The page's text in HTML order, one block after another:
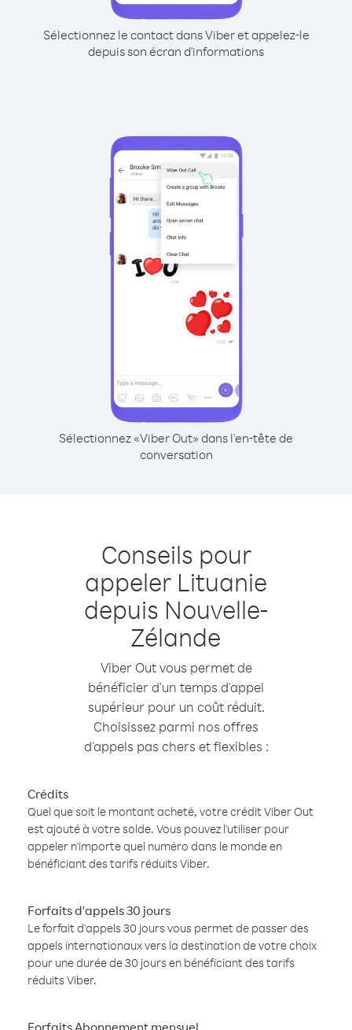
Sélectionnez le contact dans Viber et appelez-le
depuis son écran d'informations
Sélectionnez «Viber Out» dans l'en-tête de
conversation
Conseils pour
appeler Lituanie
depuis Nouvelle-
Zélande
Viber Out vous permet de
bénéficier d'un temps d'appel
supérieur pour un coût réduit.
Choisissez parmi nos offres
d'appels pas chers et flexibles :
Crédits
Quel que soit le montant acheté, votre crédit Viber Out
est ajouté à votre solde. Vous pouvez l'utiliser pour
appeler n'importe quel numéro dans le monde en
bénéficiant des tarifs réduits Viber.
Forfaits d'appels 30 jours
Le forfait d'appels 30 jours vous permet de passer des
appels internationaux vers la destination de votre choix
pour une durée de 30 jours en bénéficiant des tarifs
réduits Viber.
Forfaits Abonnement mensuel